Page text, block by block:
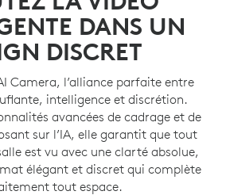
DANS UN
DISCRET
Camera, l’alliance parfaite entre
intelligence et discrétion.
avancées de cadrage et de
sur l’IA, elle garantit que tout
est vu avec une clarté absolue,
élégant et discret qui complète
tout espace.